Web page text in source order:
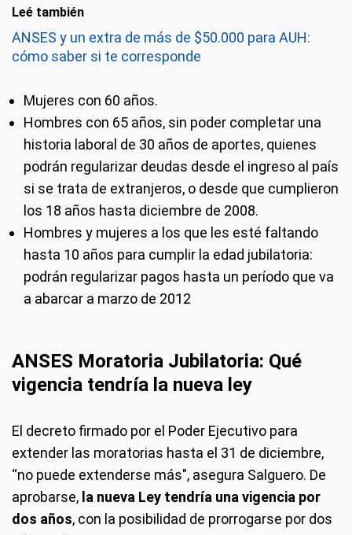
Leé también
ANSES y un extra de más de $50.000 para AUH:
cómo saber si te corresponde
Mujeres con 60 años.
Hombres con 65 años, sin poder completar una
historia laboral de 30 años de aportes, quienes
podrán regularizar deudas desde el ingreso al país
si se trata de extranjeros, o desde que cumplieron
los 18 años hasta diciembre de 2008.
Hombres y mujeres a los que les esté faltando
hasta 10 años para cumplir la edad jubilatoria:
podrán regularizar pagos hasta un período que va
a abarcar a marzo de 2012
ANSES Moratoria Jubilatoria: Qué
vigencia tendría la nueva ley
El decreto firmado por el Poder Ejecutivo para
extender las moratorias hasta el 31 de diciembre,
“no puede extenderse más", asegura Salguero. De
aprobarse, la nueva Ley tendría una vigencia por
dos años, con la posibilidad de prorrogarse por dos